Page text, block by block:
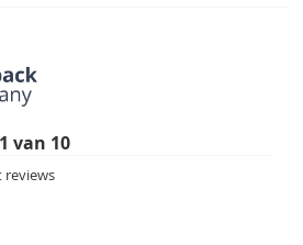
van 10
reviews